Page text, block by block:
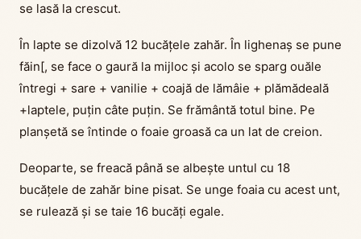
se lasă la crescut.
În lapte se dizolvă 12 bucățele zahăr. În lighenaș se pune
făin[, se face o gaură la mijloc și acolo se sparg ouăle
întregi + sare + vanilie + coajă de lămâie + plămădeală
+laptele, puțin câte puțin. Se frământă totul bine. Pe
planșetă se întinde o foaie groasă ca un lat de creion.
Deoparte, se freacă până se albește untul cu 18
bucățele de zahăr bine pisat. Se unge foaia cu acest unt,
se rulează și se taie 16 bucăți egale.